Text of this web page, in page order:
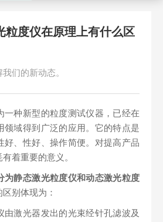
粒度仪在原理上有什么区
们的新动态。
种新型的粒度测试仪器，已经在
领域得到广泛的应用。它的特点是
好、性好、操作简便。对提高产品
着重要的意义。
为静态激光粒度仪和动态激光粒度
别体现为：
激光器发出的光束经针孔滤波及